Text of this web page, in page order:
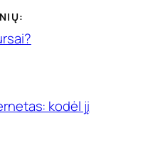
kodėl jį